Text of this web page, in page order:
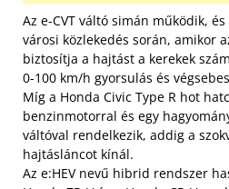
Az e-CVT váltó simán működik,
városi közlekedés során, amikor
biztosítja a hajtást a kerekek
0-100 km/h gyorsulás és
Míg a Honda Civic Type R hot
benzinmotorral és egy
váltóval rendelkezik, addig a
hajtásláncot kínál.
Az e:HEV nevű hibrid rendszer